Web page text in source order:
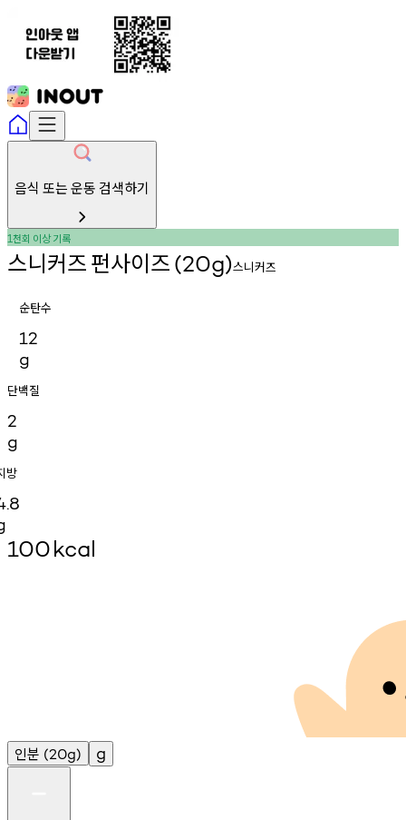
음식 또는 운동 검색하기
1천회 이상기록
스니커즈펀사이즈(20g)스니커즈
순탄수
12
g
단백질
2
g
방
100kcal
인분 (20g) g